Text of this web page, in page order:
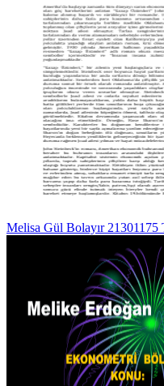
Melisa Gül Bolayır